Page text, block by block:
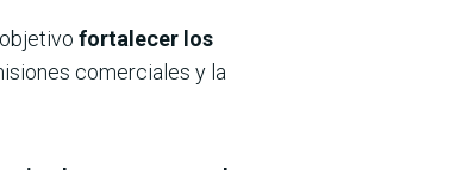
fortalecer los
comerciales y la